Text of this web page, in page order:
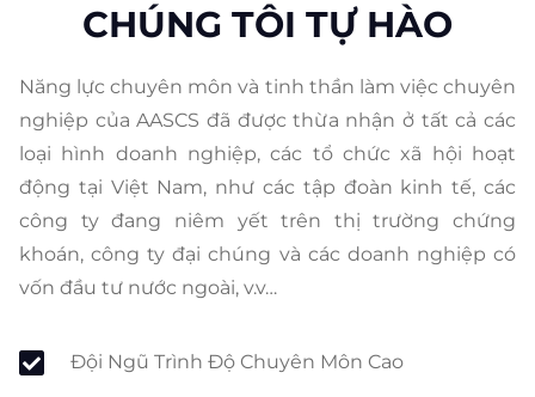
CHÚNG TÔI TỰ HÀO
Năng lực chuyên môn và tinh thần làm việc chuyên
nghiệp của AASCS đã được thừa nhận ở tất cả các
loại hình doanh nghiệp, các tổ chức xã hội hoạt
động tại Việt Nam, như các tập đoàn kinh tế, các
công ty đang niêm yết trên thị trường chứng
khoán, công ty đại chúng và các doanh nghiệp có
vốn đầu tư nước ngoài, v.v…
Đội Ngũ Trình Độ Chuyên Môn Cao